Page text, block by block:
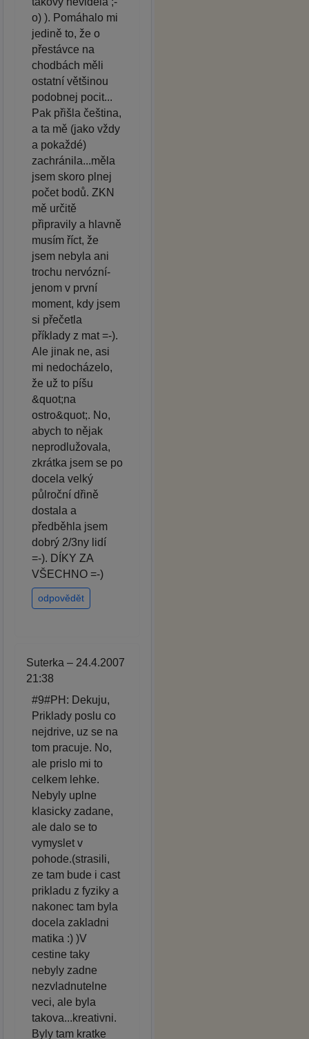
o) ). Pomáhalo mi
jedině to, že o
přestávce na
chodbách měli
ostatní většinou
podobnej pocit...
Pak přišla čeština,
a ta mě (jako vždy
a pokaždé)
zachránila...měla
jsem skoro plnej
počet bodů. ZKN
mě určitě
připravily a hlavně
musím říct, že
jsem nebyla ani
trochu nervózní-
jenom v první
moment, kdy jsem
si přečetla
příklady z mat =-).
Ale jinak ne, asi
mi nedocházelo,
že už to píšu
&quot;na
ostro&quot;. No,
abych to nějak
neprodlužovala,
zkrátka jsem se po
docela velký
půlroční dřině
dostala a
předběhla jsem
dobrý 2/3ny lidí
=-). DÍKY ZA
VŠECHNO =-)
odpovědět
Suterka – 24.4.2007
21:38
#9#PH: Dekuju,
Priklady poslu co
nejdrive, uz se na
tom pracuje. No,
ale prislo mi to
celkem lehke.
Nebyly uplne
klasicky zadane,
ale dalo se to
vymyslet v
pohode.(strasili,
ze tam bude i cast
prikladu z fyziky a
nakonec tam byla
docela zakladni
matika :) )V
cestine taky
nebyly zadne
nezvladnutelne
veci, ale byla
takova...kreativni.
Byly tam kratke